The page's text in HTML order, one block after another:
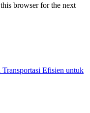
browser for the next
Efisien untuk